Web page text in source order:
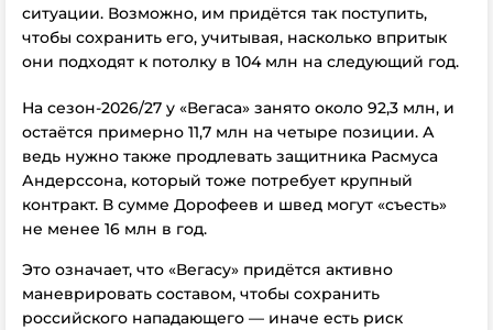
ситуации. Возможно, им придётся так поступить,
чтобы сохранить его, учитывая, насколько впритык
они подходят к потолку в 104 млн на следующий год.
На сезон-2026/27 у «Вегаса» занято около 92,3 млн, и
остаётся примерно 11,7 млн на четыре позиции. А
ведь нужно также продлевать защитника Расмуса
Андерссона, который тоже потребует крупный
контракт. В сумме Дорофеев и швед могут «съесть»
не менее 16 млн в год.
Это означает, что «Вегасу» придётся активно
маневрировать составом, чтобы сохранить
российского нападающего — иначе есть риск